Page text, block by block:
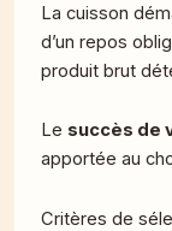
La cuisson
d’un repos
produit brut
Le succès de
apportée au
Critères de